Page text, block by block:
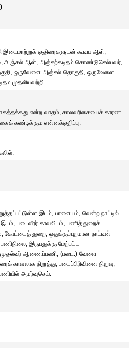
குதிரைகளுடன் கூடிய ஆள்,
அஞ்சல் ஆள், அஞ்சற்கடிதம் கொண்டுசெல்பவர்,
ஒருவேளை அஞ்சல் தொகுதி, ஒருவேளை
முதலியவற்றி
என்ற வாதம், காலவரிசையைக் காரண
கண்டிக்கும என்னக்குறிப்பு.
இடம், பாளையம், வென்ற நாட்டில்
படைவீரர் காவலிடம், பணித்துறைக்
துறை, ஒதுக்குப்புறமான நாட்டின்
இருபதுக்கு மேற்பட்ட
முதல்வர் ஆணைப்பணி, (படை.) வேளை
நிறுத்து, படைப்பிரிவினை நிறுவு,
அமர்வுசெய்.